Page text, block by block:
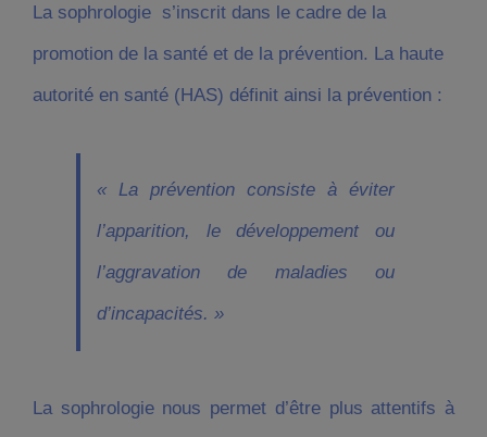
La sophrologie s’inscrit dans le cadre de la
promotion de la santé et de la prévention. La haute
autorité en santé (HAS) définit ainsi la prévention :
« La prévention consiste à éviter
l’apparition, le développement ou
l’aggravation de maladies ou
d’incapacités. »
La sophrologie nous permet d’être plus attentifs à